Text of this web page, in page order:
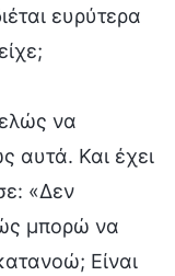
ευρύτερα
να
αυτά. Και έχει
«Δεν
μπορώ να
Είναι